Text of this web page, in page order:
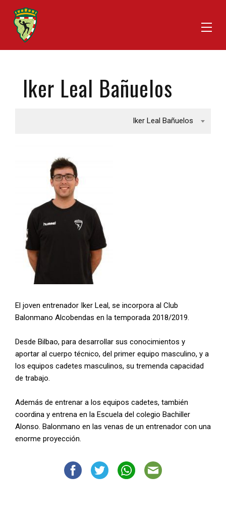
Iker Leal Bañuelos
Iker Leal Bañuelos
El joven entrenador Iker Leal, se incorpora al Club
Balonmano Alcobendas en la temporada 2018/2019.
Desde Bilbao, para desarrollar sus conocimientos y
aportar al cuerpo técnico, del primer equipo masculino, y a
los equipos cadetes masculinos, su tremenda capacidad
de trabajo.
Además de entrenar a los equipos cadetes, también
coordina y entrena en la Escuela del colegio Bachiller
Alonso. Balonmano en las venas de un entrenador con una
enorme proyección.